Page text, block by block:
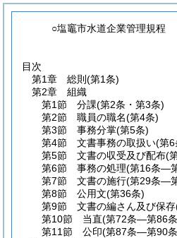
○塩竈市水道企業管理規程
目次
第1章
総則 (第1条)
第2章
組織
第1節
分課(第2条・第3条)
第2節
職員の職名(第4条)
第3節
事務分掌(第5条)
第4節
文書事務の取扱い(第
第5節
文書の収受及び配布(
第6節
事務の処理(第16条―
第7節
文書の施行(第29条―
第8節
公用文(第36条)
第9節
文書の編さん及び保存
第10節
当直(第72条―第86
第11節
公印(第87条―第90